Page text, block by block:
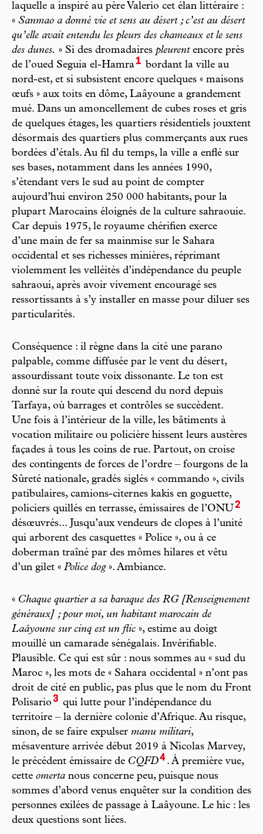
laquelle a inspiré au père Valerio cet élan littéraire :
« Sanmao a donné vie et sens au désert ; c’est au désert
qu’elle avait entendu les pleurs des chameaux et le sens
des dunes. » Si des dromadaires pleurentencore près
de l’oued Seguia el-Hamra1 bordant la ville au
nord-est, et si subsistent encore quelques « maisons
œufs » aux toits en dôme, Laâyoune a grandement
mué. Dans un amoncellement de cubes roses et gris
de quelques étages, les quartiers résidentiels jouxtent
désormais des quartiers plus commerçants aux rues
bordées d’étals. Au fil du temps, la ville a enflé sur
ses bases, notamment dans les années 1990,
s’étendant vers le sud au point de compter
aujourd’hui environ 250 000 habitants, pour la
plupart Marocains éloignés de la culture sahraouie.
Car depuis 1975, le royaume chérifien exerce
d’une main de fer sa mainmise sur le Sahara
occidental et ses richesses minières, réprimant
violemment les velléités d’indépendance du peuple
sahraoui, après avoir vivement encouragé ses
ressortissants à s’y installer en masse pour diluer ses
particularités.
Conséquence : il règne dans la cité une parano
palpable, comme diffusée par le vent du désert,
assourdissant toute voix dissonante. Le ton est
donné sur la route qui descend du nord depuis
Tarfaya, où barrages et contrôles se succèdent.
Une fois à l’intérieur de la ville, les bâtiments à
vocation militaire ou policière hissent leurs austères
façades à tous les coins de rue. Partout, on croise
des contingents de forces de l’ordre – fourgons de la
Sûreté nationale, gradés siglés « commando », civils
patibulaires, camions-citernes kakis en goguette,
policiers quillés en terrasse, émissaires de l’ONU 2
désœuvrés... Jusqu’aux vendeurs de clopes à l’unité
qui arborent des casquettes « Police », ou à ce
doberman traîné par des mômes hilares et vêtu
d’un gilet « Police dog». Ambiance.
« Chaque quartier a sa baraque des RG [Renseignement
généraux] ; pour moi, un habitant marocain de
Laâyoune sur cinq est un flic », estime au doigt
mouillé un camarade sénégalais. Invérifiable.
Plausible. Ce qui est sûr : nous sommes au « sud du
Maroc », les mots de « Sahara occidental » n’ont pas
droit de cité en public, pas plus que le nom du Front
Polisario3 qui lutte pour l’indépendance du
territoire – la dernière colonie d’Afrique. Au risque,
sinon, de se faire expulser manu militari,
mésaventure arrivée début 2019 à Nicolas Marvey,
le précédent émissaire de CQFD4. À première vue,
cette omerta nous concerne peu, puisque nous
sommes d’abord venus enquêter sur la condition des
personnes exilées de passage à Laâyoune. Le hic : les
deux questions sont liées.